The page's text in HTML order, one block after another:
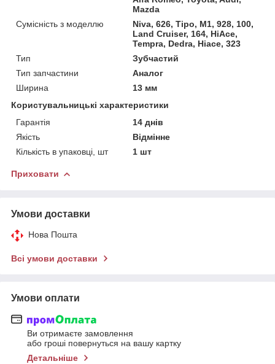
Mazda
Сумісність з моделлю
Niva, 626, Tipo, M1, 928, 100,
Land Cruiser, 164, HiAce,
Tempra, Dedra, Hiace, 323
Тип
Зубчастий
Тип запчастини
Аналог
Ширина
13 мм
Користувальницькі характеристики
Гарантія
14 днів
Якість
Відмінне
Кількість в упаковці, шт
1 шт
Приховати
Умови доставки
Нова Пошта
Всі умови доставки
Умови оплати
Ви отримаєте замовлення
або гроші повернуться на вашу картку
Детальніше